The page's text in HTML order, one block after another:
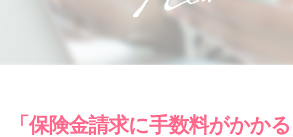
「保険金請求に手数料がかか